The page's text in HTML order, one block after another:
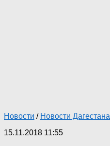
Новости / Новости Дагестана
15.11.2018 11:55